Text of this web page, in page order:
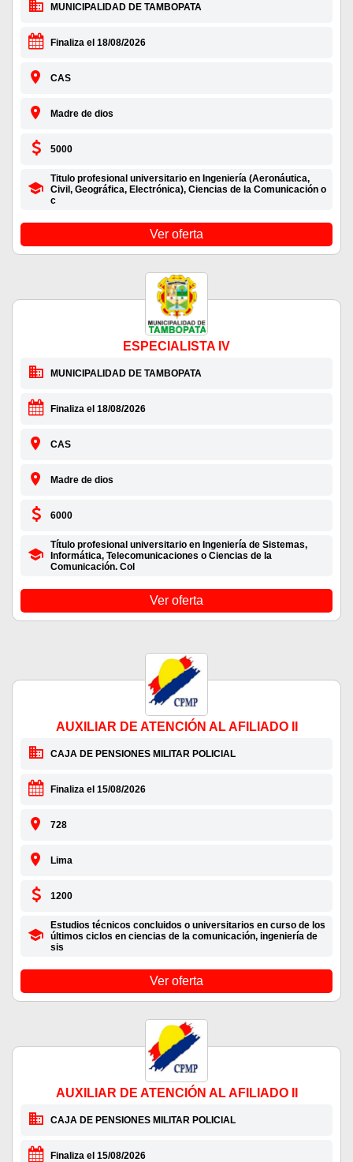
MUNICIPALIDAD DE TAMBOPATA
Finaliza el 18/08/2026
CAS
Madre de dios
5000
Titulo profesional universitario en Ingeniería (Aeronáutica,
Civil, Geográfica, Electrónica), Ciencias de la Comunicación o
c
Ver oferta
ESPECIALISTA IV
MUNICIPALIDAD DE TAMBOPATA
Finaliza el 18/08/2026
CAS
Madre de dios
6000
Título profesional universitario en Ingeniería de Sistemas,
Informática, Telecomunicaciones o Ciencias de la
Comunicación. Col
Ver oferta
AUXILIAR DE ATENCIÓN AL AFILIADO II
CAJA DE PENSIONES MILITAR POLICIAL
Finaliza el 15/08/2026
728
Lima
1200
Estudios técnicos concluidos o universitarios en curso de los
últimos ciclos en ciencias de la comunicación, ingeniería de
sis
Ver oferta
AUXILIAR DE ATENCIÓN AL AFILIADO II
CAJA DE PENSIONES MILITAR POLICIAL
Finaliza el 15/08/2026